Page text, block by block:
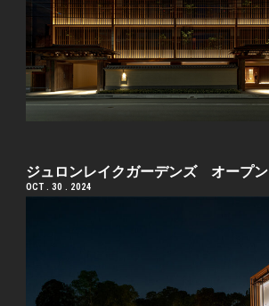
ジュロンレイクガーデンズ オープン
OCT . 30 . 2024